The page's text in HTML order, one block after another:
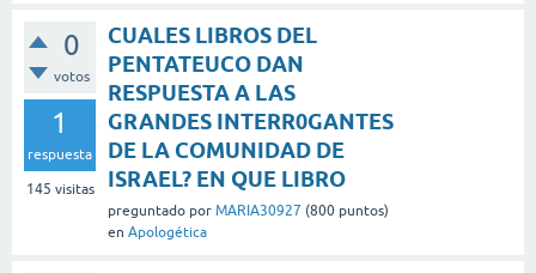
0
votos
1
respuesta
145 visitas
CUALES LIBROS DEL
PENTATEUCO DAN
RESPUESTA A LAS
GRANDES INTERR0GANTES
DE LA COMUNIDAD DE
ISRAEL? EN QUE LIBRO
preguntado por MARIA30927 (800 puntos)
en Apologética